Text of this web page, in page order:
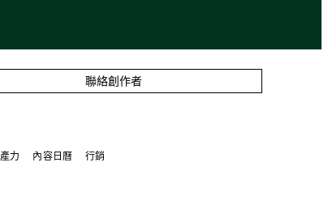
聯絡創作者
力 內容日曆 行銷